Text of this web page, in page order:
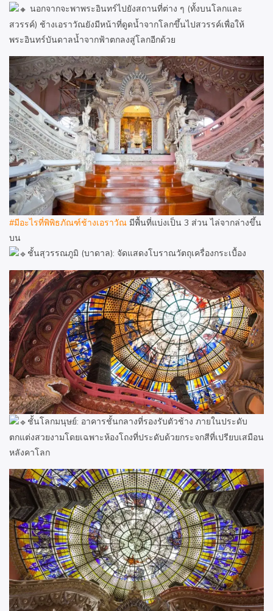
นอกจากจะพาพระอินทร์ไปยังสถานที่ต่าง ๆ (ทั้งบนโลกและ
สวรรค์) ช้างเอราวัณยังมีหน้าที่ดูดน้ำจากโลกขึ้นไปสวรรค์เพื่อให้
พระอินทร์บันดาลน้ำจากฟ้าตกลงสู่โลกอีกด้วย
#มีอะไรที่พิพิธภัณฑ์ช้างเอราวัณ มีพื้นที่แบ่งเป็น 3 ส่วน ไล่จากล่างขึ้น
บน
ชั้นสุวรรณภูมิ (บาดาล): จัดแสดงโบราณวัตถุเครื่องกระเบื้อง
ชั้นโลกมนุษย์: อาคารชั้นกลางที่รองรับตัวช้าง ภายในประดับ
ตกแต่งสวยงามโดยเฉพาะห้องโถงที่ประดับด้วยกระจกสีที่เปรียบเสมือน
หลังคาโลก